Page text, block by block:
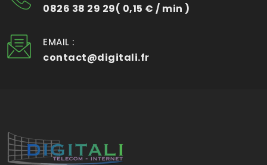
0826 38 29 29( 0,15 € / min )
EMAIL :
contact@digitali.fr